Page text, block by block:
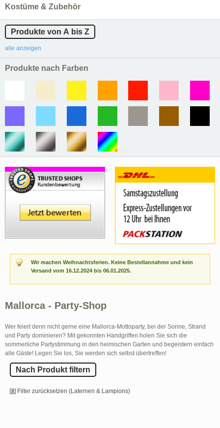
Wir machen Weihnachtsferien. Keine Bestellannahme und kein
Versand vom 16.12.2024 bis 06.01.2025.
Mallorca - Party-Shop
Wer feiert denn nicht gerne eine Mallorca-Mottoparty, bei der Sonne, Strand
und Party dominieren? Mit gekonnten Handgriffen holen Sie sich die
sommerliche Partystimmung in den heimischen Garten und begeistern einfach
alle Gäste! Legen Sie los, Sie werden sich selbst übertreffen!
Nach Produkt filtern
Filter zurücksetzen (Laternen & Lampions)
Kostüme & Zubehör
Produkte von A bis Z
alle anzeigen
Produkte nach Farben